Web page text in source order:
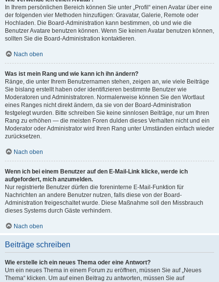
In Ihrem persönlichen Bereich können Sie unter „Profil“ einen Avatar über eine
der folgenden vier Methoden hinzufügen: Gravatar, Galerie, Remote oder
Hochladen. Die Board-Administration kann bestimmen, ob und wie die
Benutzer Avatare benutzen können. Wenn Sie keinen Avatar benutzen können,
sollten Sie die Board-Administration kontaktieren.
Nach oben
Was ist mein Rang und wie kann ich ihn ändern?
Ränge, die unter Ihrem Benutzernamen stehen, zeigen an, wie viele Beiträge
Sie bislang erstellt haben oder identifizieren bestimmte Benutzer wie
Moderatoren und Administratoren. Normalerweise können Sie den Wortlaut
eines Ranges nicht direkt ändern, da sie von der Board-Administration
festgelegt wurden. Bitte schreiben Sie keine sinnlosen Beiträge, nur um Ihren
Rang zu erhöhen — die meisten Foren dulden dieses Verhalten nicht und ein
Moderator oder Administrator wird Ihren Rang unter Umständen einfach wieder
zurücksetzen.
Nach oben
Wenn ich bei einem Benutzer auf den E-Mail-Link klicke, werde ich
aufgefordert, mich anzumelden.
Nur registrierte Benutzer dürfen die foreninterne E-Mail-Funktion für
Nachrichten an andere Benutzer nutzen, falls diese von der Board-
Administration freigeschaltet wurde. Diese Maßnahme soll den Missbrauch
dieses Systems durch Gäste verhindern.
Nach oben
Beiträge schreiben
Wie erstelle ich ein neues Thema oder eine Antwort?
Um ein neues Thema in einem Forum zu eröffnen, müssen Sie auf „Neues
Thema“ klicken. Um auf einen Beitrag zu antworten, müssen Sie auf